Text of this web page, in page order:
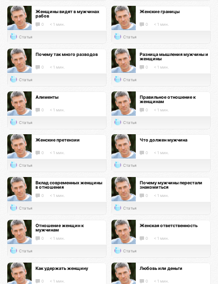
Женщины видят в мужчинах
рабов
0 < 1 мин.
Статья
Женские границы
0 < 1 мин.
Статья
Почему так много разводов
0 < 1 мин.
Статья
Разница мышления мужчины и
женщины
0 < 1 мин.
Статья
Алименты
0 < 1 мин.
Статья
Правильное отношение к
женщинам
0 < 1 мин.
Статья
Женские претензии
0 < 1 мин.
Статья
Что должен мужчина
0 < 1 мин.
Статья
Вклад современных женщины
в отношения
0 < 1 мин.
Статья
Почему мужчины перестали
знакомиться
0 < 1 мин.
Статья
Отношение женщин к
мужчинам
0 < 1 мин.
Статья
Женская ответственность
0 < 1 мин.
Статья
Как удержать женщину
0 < 1 мин.
Любовь или деньги
0 < 1 мин.